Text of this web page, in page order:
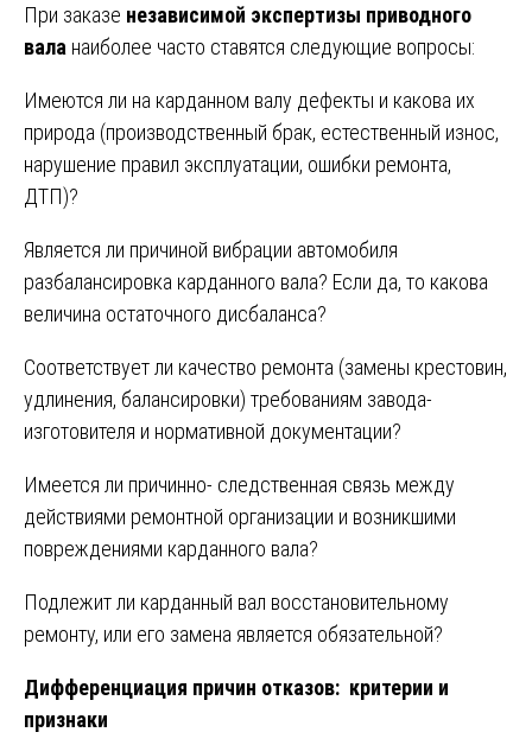
При заказе независимой экспертизы приводного
вала наиболее часто ставятся следующие вопросы:
Имеются ли на карданном валу дефекты и какова их
природа (производственный брак, естественный износ,
нарушение правил эксплуатации, ошибки ремонта,
ДТП)?
Является ли причиной вибрации автомобиля
разбалансировка карданного вала? Если да, то какова
величина остаточного дисбаланса?
Соответствует ли качество ремонта (замены крестовин,
удлинения, балансировки) требованиям завода-
изготовителя и нормативной документации?
Имеется ли причинно- следственная связь между
действиями ремонтной организации и возникшими
повреждениями карданного вала?
Подлежит ли карданный вал восстановительному
ремонту, или его замена является обязательной?
Дифференциация причин отказов: критерии и
признаки